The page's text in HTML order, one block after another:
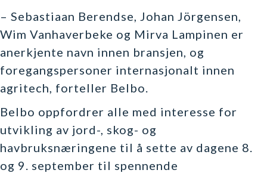
– Sebastiaan Berendse, Johan Jörgensen,
Wim Vanhaverbeke og Mirva Lampinen er
anerkjente navn innen bransjen, og
foregangspersoner internasjonalt innen
agritech, forteller Belbo.
Belbo oppfordrer alle med interesse for
utvikling av jord-, skog- og
havbruksnæringene til å sette av dagene 8.
og 9. september til spennende